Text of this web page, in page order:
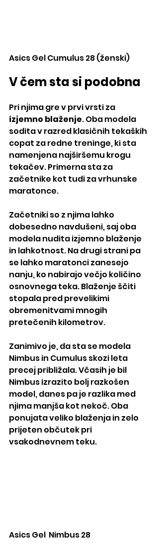
Asics Gel Cumulus 28 (ženski)
V čem sta si podobna
Pri njima gre v prvi vrsti za
izjemno blaženje. Oba modela
sodita v razred klasičnih tekaških
copat za redne treninge, ki sta
namenjena najširšemu krogu
tekačev. Primerna sta za
začetnike kot tudi za vrhunske
maratonce.
Začetniki so z njima lahko
dobesedno navdušeni, saj oba
modela nudita izjemno blaženje
in lahkotnost. Na drugi strani pa
se lahko maratonci zanesejo
nanju, ko nabirajo večjo količino
osnovnega teka. Blaženje ščiti
stopala pred prevelikimi
obremenitvami mnogih
pretečenih kilometrov.
Zanimivo je, da sta se modela
Nimbus in Cumulus skozi leta
precej približala. Včasih je bil
Nimbus izrazito bolj razkošen
model, danes pa je razlika med
njima manjša kot nekoč. Oba
ponujata veliko blaženja in zelo
prijeten občutek pri
vsakodnevnem teku.
Asics Gel  Nimbus 28